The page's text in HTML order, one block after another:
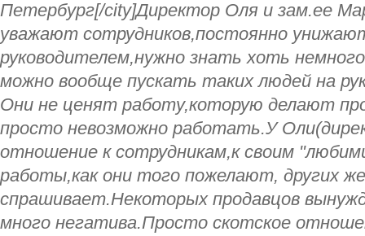
Петербург[/city]Директор Оля и зам.ее
уважают сотрудников,постоянно
руководителем,нужно знать хоть
можно вообще пускать таких людей на
Они не ценят работу,которую делают
просто невозможно работать.У
отношение к сотрудникам,к своим
работы,как они того пожелают, других
спрашивает.Некоторых продавцов
много негатива.Просто скотское